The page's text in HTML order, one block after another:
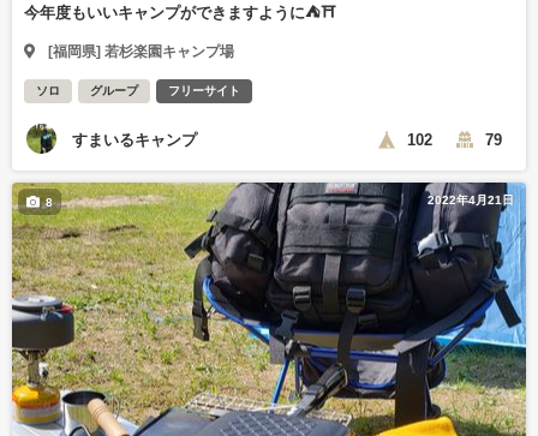
今年度もいいキャンプができますように⛺⛩️
[福岡県] 若杉楽園キャンプ場
ソロ グループ フリーサイト
すまいるキャンプ 102 79
2022年4月21日
8